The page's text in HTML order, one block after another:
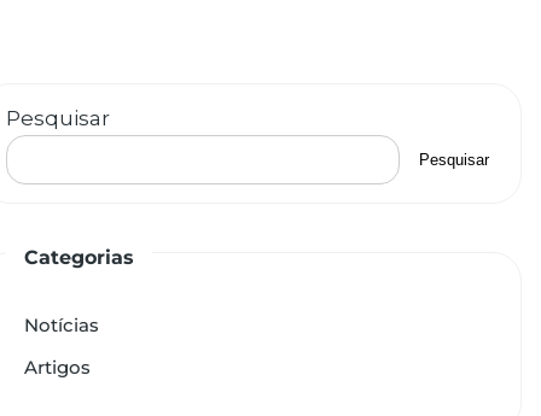
Pesquisar
Pesquisar
Categorias
Notícias
Artigos